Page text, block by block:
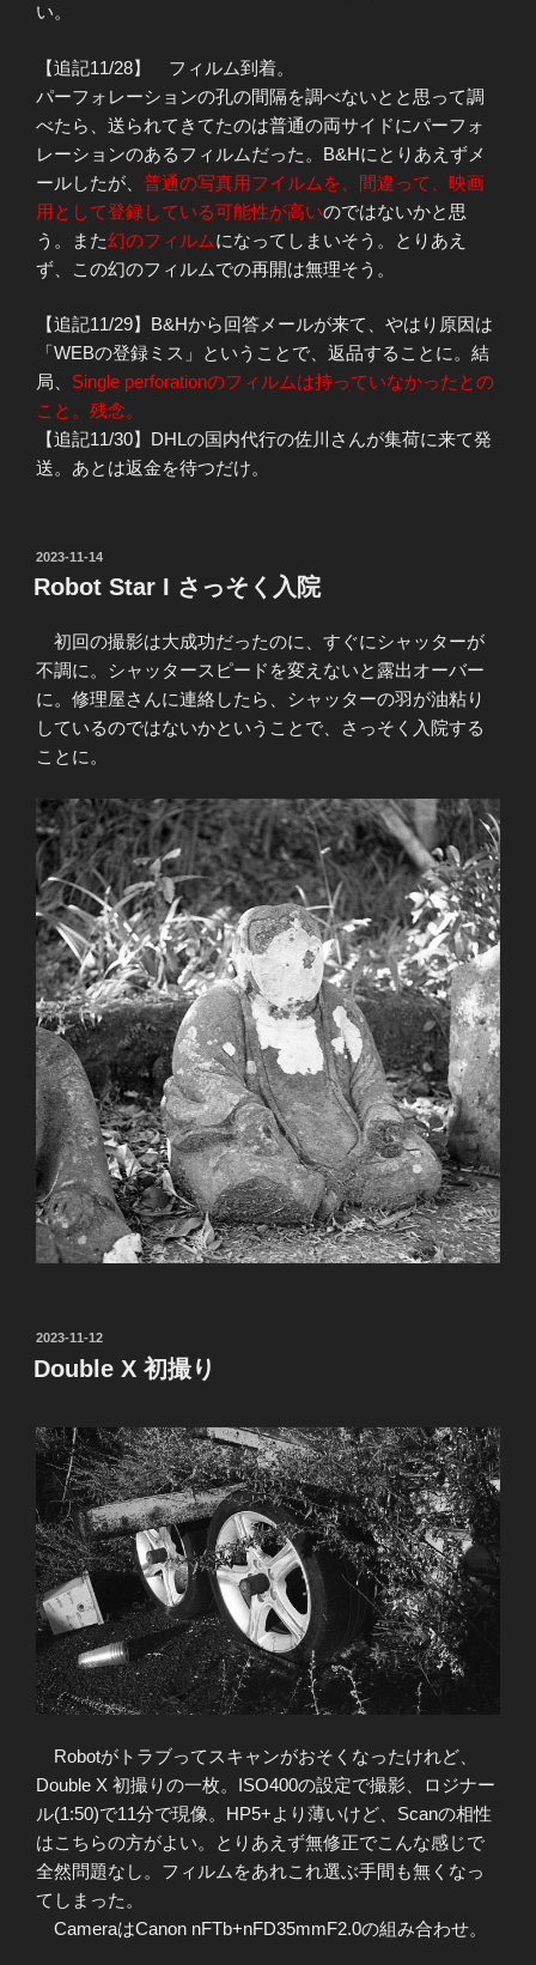
い。
【追記11/28】 フィルム到着。
パーフォレーションの孔の間隔を調べないとと思って調
べたら、送られてきてたのは普通の両サイドにパーフォ
レーションのあるフィルムだった。B&Hにとりあえずメ
ールしたが、 普通の写真用フイルムを、間違って、映画
用として登録している可能性が高いのではないかと思
う。また幻のフィルムになってしまいそう。とりあえ
ず、この幻のフィルムでの再開は無理そう。
【追記11/29】B&Hから回答メールが来て、やはり原因は
「WEBの登録ミス」ということで、返品することに。結
局、 Single perforationのフィルムは持っていなかったとの
こと。残念。
【追記11/30】DHLの国内代行の佐川さんが集荷に来て発
送。あとは返金を待つだけ。
投
稿
日:
2023-11-14
Robot Star I さっそく入院
初回の撮影は大成功だったのに、すぐにシャッターが
不調に。シャッタースピードを変えないと露出オーバー
に。修理屋さんに連絡したら、シャッターの羽が油粘り
しているのではないかということで、さっそく入院する
ことに。
投
稿
日:
2023-11-12
Double X 初撮り
Robotがトラブってスキャンがおそくなったけれど、
Double X 初撮りの一枚。ISO400の設定で撮影、ロジナー
ル(1:50)で11分で現像。HP5+より薄いけど、Scanの相性
はこちらの方がよい。とりあえず無修正でこんな感じで
全然問題なし。フィルムをあれこれ選ぶ手間も無くなっ
てしまった。
CameraはCanon nFTb+nFD35mmF2.0の組み合わせ。